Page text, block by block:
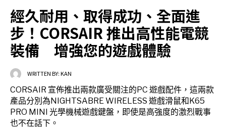
經久耐用、取得成功、全面進
步！CORSAIR 推出高性能電競
裝備 增強您的遊戲體驗
WRITTEN BY:KAN
CORSAIR 宣佈推出兩款廣受關注的PC 遊戲配件，這兩款
產品分別為NIGHTSABRE WIRELESS 遊戲滑鼠和K65
PRO MINI 光學機械遊戲鍵盤，即使是高強度的激烈戰事
也不在話下。